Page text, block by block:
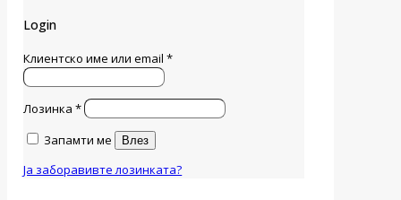
Login
Клиентско име или email*
Лозинка*
Запамти ме
Влез
Ја заборавивте лозинката?